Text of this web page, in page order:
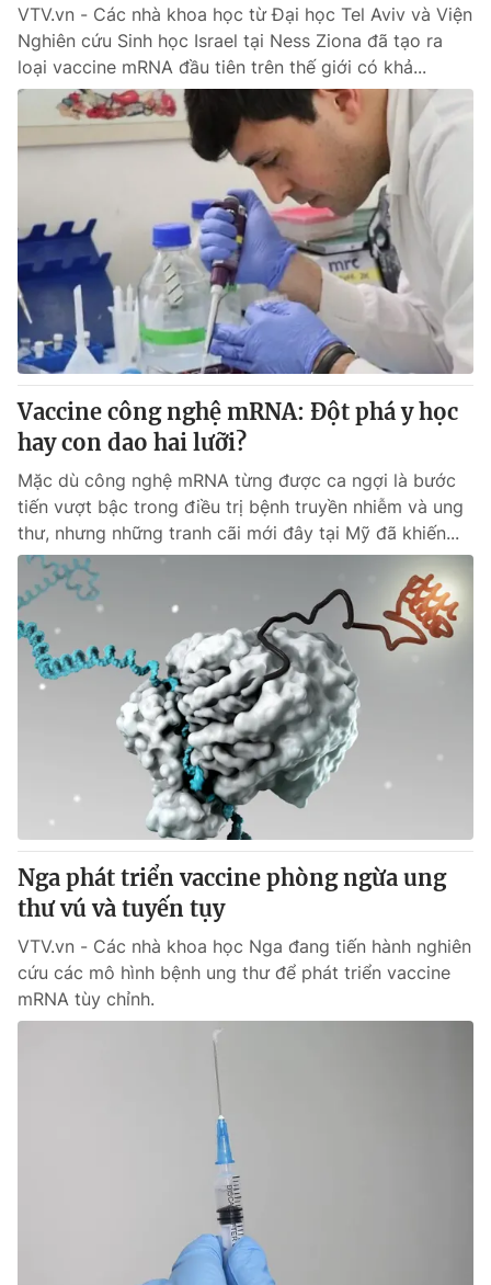
Video Shorts video
VTV Money VTV Thể thao
Bất động sản
Thị trường 24h Tấm lòng Việt
VTV4 Vươn mình bằng AI
VTV9 VTV8
Liên hệ tòa soạn English
THỜI BÁO VTV
Theo dõi báo trên
Cơ quan chủ quản:Đài Truyền hình Việt Nam
Cơ quan báo chí: Thời báo VTV
Giấy phép hoạt động báo in và báo điện tử số 483/GP-BTTTT
cấp ngày 29/12/2023
Vũ Thanh Thủy
Phó Tổng Biên tập:Nguyễn Thị Mỹ Hạnh, Phạm Quốc Thắng,
Nguyễn Trọng Ninh
Tổng đài VTV:024.38 355 931 - 024.38 355 932
Ðiện thoại Thời báo VTV:024.66 897 897
toasoan@vtv.vn
Liên hệ quảng cáo: 024-7300.7108
® Cấm sao chép dưới mọi hình thức nếu không có sự chấp
VTV.vn - Các nhà khoa học từ Đại học Tel Aviv và Viện
Nghiên cứu Sinh học Israel tại Ness Ziona đã tạo ra
loại vaccine mRNA đầu tiên trên thế giới có khả...
Vaccine công nghệ mRNA: Đột phá y học
hay con dao hai lưỡi?
Mặc dù công nghệ mRNA từng được ca ngợi là bước
tiến vượt bậc trong điều trị bệnh truyền nhiễm và ung
thư, nhưng những tranh cãi mới đây tại Mỹ đã khiến...
Nga phát triển vaccine phòng ngừa ung
thư vú và tuyến tụy
VTV.vn - Các nhà khoa học Nga đang tiến hành nghiên
cứu các mô hình bệnh ung thư để phát triển vaccine
mRNA tùy chỉnh.